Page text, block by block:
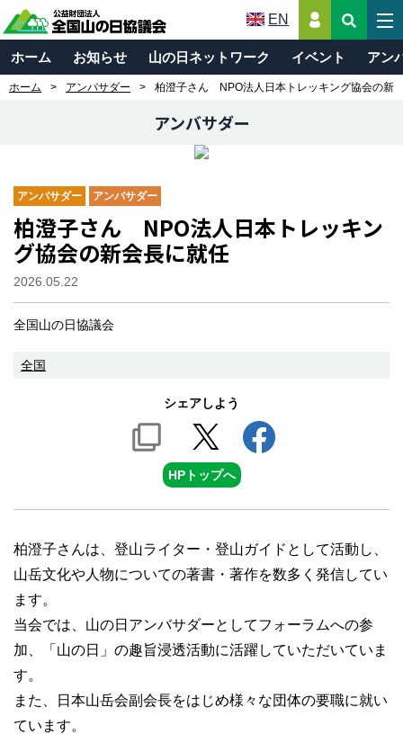
EN
ホーム お知らせ 山の日ネットワーク イベント アン
ホーム アンバサダー 柏澄子さん NPO法人日本トレッキング協会の新
アンバサダー
アンバサダー アンバサダー
柏澄子さん NPO法人日本トレッキン
グ協会の新会長に就任
2026.05.22
全国山の日協議会
全国
シェアしよう
HPトップへ
柏澄子さんは、登山ライター・登山ガイドとして活動し、
山岳文化や人物についての著書・著作を数多く発信してい
ます。
当会では、山の日アンバサダーとしてフォーラムへの参
加、「山の日」の趣旨浸透活動に活躍していただいていま
す。
また、日本山岳会副会長をはじめ様々な団体の要職に就い
ています。